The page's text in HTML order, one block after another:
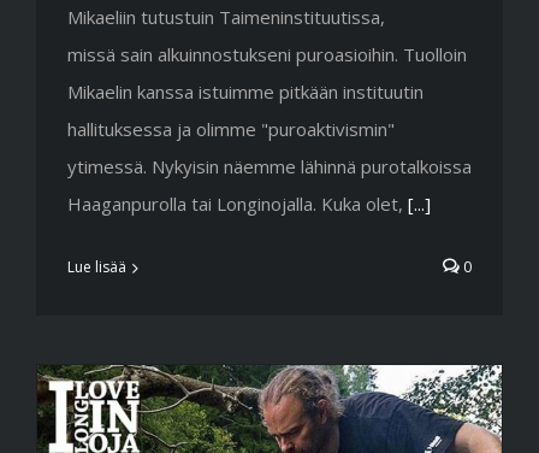
Mikaeliin tutustuin Taimeninstituutissa,
missä sain alkuinnostukseni puroasioihin. Tuolloin
Mikaelin kanssa istuimme pitkään instituutin
hallituksessa ja olimme "puroaktivismin"
ytimessä. Nykyisin näemme lähinnä purotalkoissa
Haaganpurolla tai Longinojalla. Kuka olet, [...]
Lue lisää 0